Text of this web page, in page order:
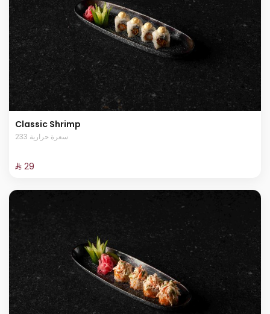
Classic Shrimp
233 سعرة حرارية
⁨⁦‪‬ 29⁩